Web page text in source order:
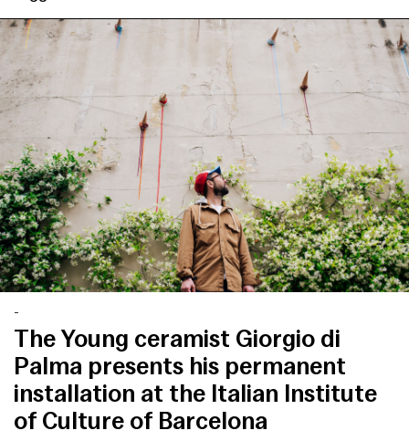
-
The Young ceramist Giorgio di
Palma presents his permanent
installation at the Italian Institute
of Culture of Barcelona